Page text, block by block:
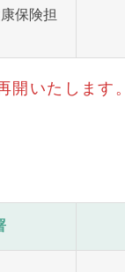
保険担
いたします。